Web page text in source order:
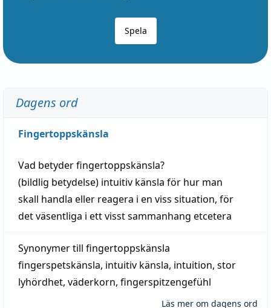
Spela
Dagens ord
Fingertoppskänsla
Vad betyderfingertoppskänsla?
(bildlig betydelse) intuitiv känsla för hur man
skall handla eller reagera i en viss situation, för
det väsentliga i ett visstsammanhang etcetera
Synonymer till fingertoppskänsla
fingerspetskänsla, intuitiv känsla, intuition, stor
lyhördhet, väderkorn, fingerspitzengefühl
Läs mer om dagens ord